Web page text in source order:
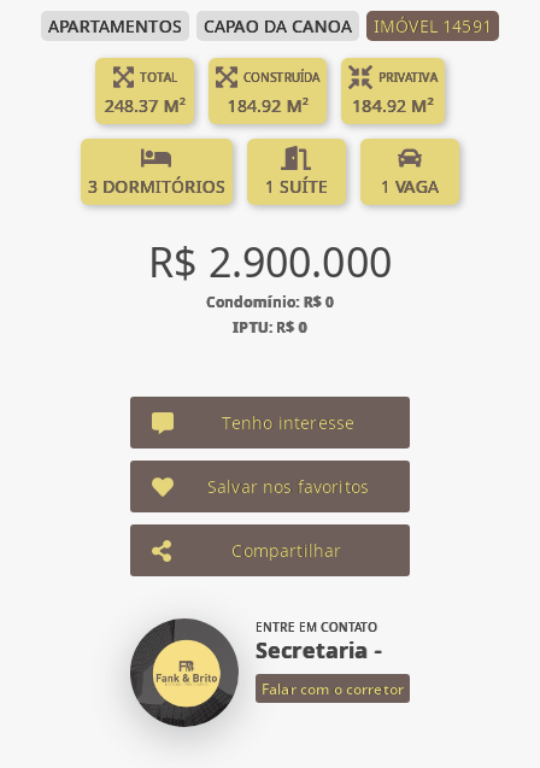
APARTAMENTOS CAPAO DA CANOA IMÓVEL 14591
TOTAL
248.37 M²
CONSTRUÍDA
184.92 M²
PRIVATIVA
184.92 M²
3 DORMITÓRIOS 1 SUÍTE 1 VAGA
R$ 2.900.000
Condomínio: R$ 0
IPTU: R$ 0
Tenho interesse
Salvar nos favoritos
Compartilhar
ENTRE EM CONTATO
Secretaria -
Falar com o corretor